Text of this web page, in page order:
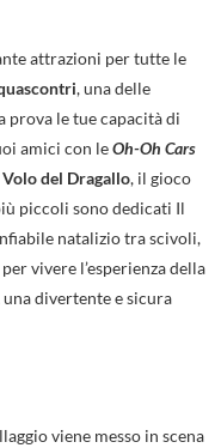
attrazioni per tutte le
, una delle
le tue capacità di
amici con leOh-Oh Cars
Volo del Dragallo, il gioco
piccoli sono dedicati Il
natalizio tra scivoli,
per vivere l’esperienza della
una divertente e sicura
viene messo in scena